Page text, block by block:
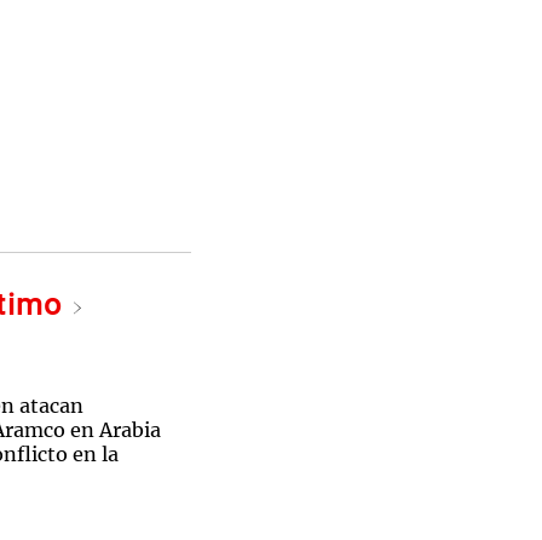
atacan
en Arabia
en la